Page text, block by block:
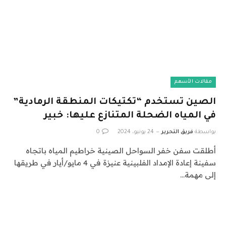
مقالات الأسهم
الصين تستخدم “تكتيكات المنطقة الرمادية”
في المياه الضحلة المتنازع عليها: خبير
بواسطة فريق التحرير 24 يونيو، 2024 0
أطلقت سفن خفر السواحل الصينية خراطيم المياه باتجاه
سفينة إعادة الإمداد الفلبينية عنيزة في 4 مايو/أيار في طريقها
إلى مهمة…